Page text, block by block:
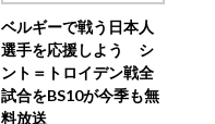
ベルギーで戦う日本人
選手を応援しよう シ
ント＝トロイデン戦全
試合をBS10が今季も無
料放送